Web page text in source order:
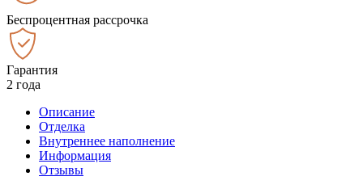
Беспроцентная рассрочка
Гарантия
2 года
Описание
Отделка
Внутреннее наполнение
Информация
Отзывы